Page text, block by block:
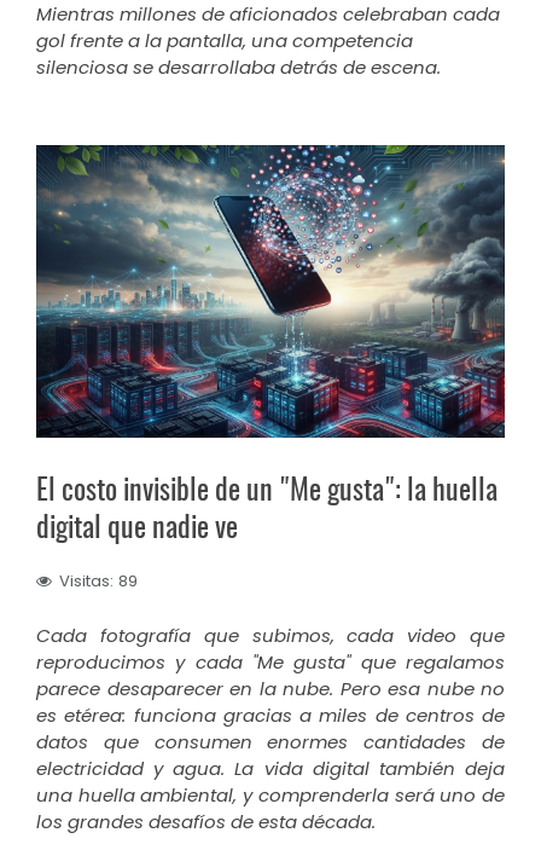
Mientras millones de aficionados celebraban cada
gol frente a la pantalla, una competencia
silenciosa se desarrollaba detrás de escena.
El costo invisible de un "Me gusta": la huella
digital que nadie ve
Visitas: 89
Cada fotografía que subimos, cada video que
reproducimos y cada "Me gusta" que regalamos
parece desaparecer en la nube. Pero esa nube no
es etérea: funciona gracias a miles de centros de
datos que consumen enormes cantidades de
electricidad y agua. La vida digital también deja
una huella ambiental, y comprenderla será uno de
los grandes desafíos de esta década.